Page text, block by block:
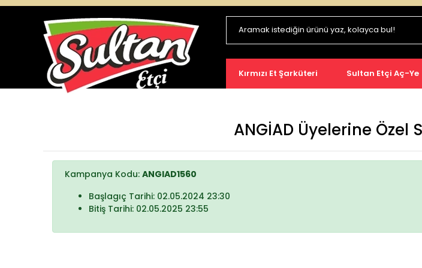
Kırmızı Et Şarküteri Sultan Etçi Aç-Ye
ANGİAD Üyelerine
Kampanya Kodu: ANGIAD1560
Başlagıç Tarihi: 02.05.2024 23:30
Bitiş Tarihi: 02.05.2025 23:55